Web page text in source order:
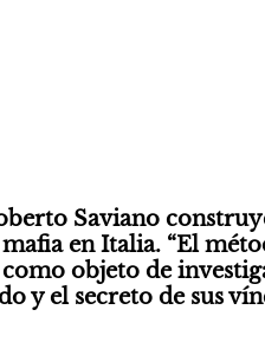
Saviano
en Italia. “El
objeto de
y el secreto de sus